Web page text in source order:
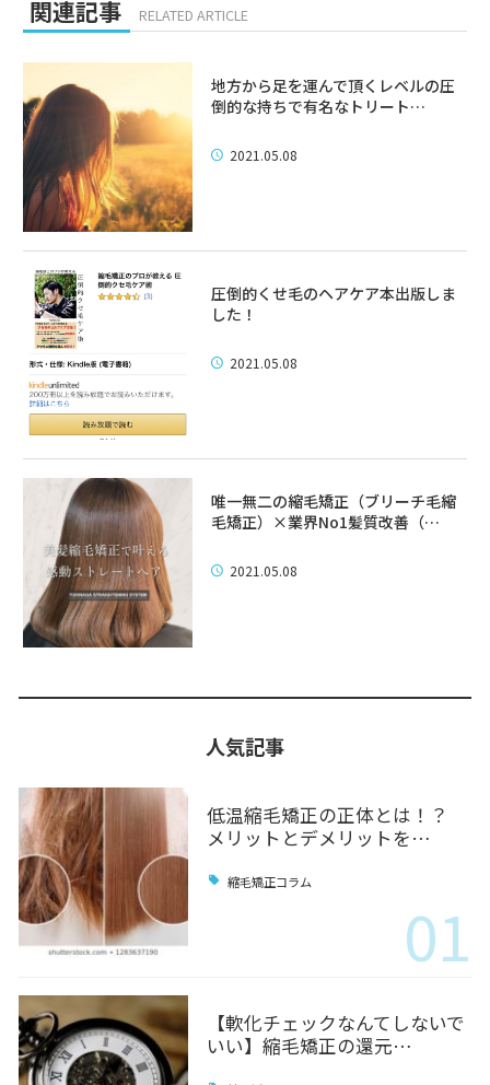
関連記事 RELATED ARTICLE
地方から足を運んで頂くレベルの圧
倒的な持ちで有名なトリート…
2021.05.08
圧倒的くせ毛のヘアケア本出版しま
した！
2021.05.08
唯一無二の縮毛矯正（ブリーチ毛縮
毛矯正）×業界No1髪質改善（…
2021.05.08
人気記事
低温縮毛矯正の正体とは！？
メリットとデメリットを…
縮毛矯正コラム
01
【軟化チェックなんてしないで
いい】縮毛矯正の還元…